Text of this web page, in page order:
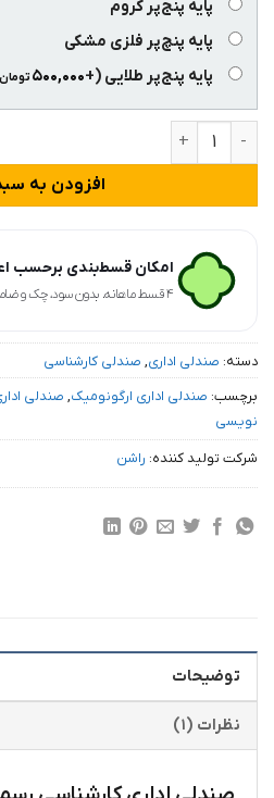
پایه پنج‌پر کروم
پایه پنچ‌پر فلزی مشکی
پایه پنج‌پر طلایی (+۵۰۰,۰۰۰ تومان
صندلی کارشناسی راشن مدل K940 عدد
افزودن به
امکان قسط‌بندی برحسب
۴ قسط ماهانه. بدون سود، چک و ضامن.
دسته: صندلی اداری, صندلی کارشناسی
برچسب: صندلی اداری ارگونومیک, صندلی
نویسی
شرکت تولید کننده: راشن
توضیحات
نظرات (۱)